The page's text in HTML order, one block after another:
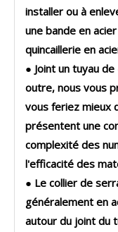
installer ou à
une bande en
quincaillerie en
● Joint un tuyau
outre, nous vous
vous feriez mieux
présentent une
complexité des
l'efficacité des
● Le collier de
généralement en
autour du joint du